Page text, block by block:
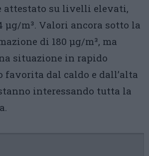
attestato su livelli elevati,
µg/m³. Valori ancora sotto la
di 180 µg/m³, ma
situazione in rapido
favorita dal caldo e dall’alta
interessando tutta la